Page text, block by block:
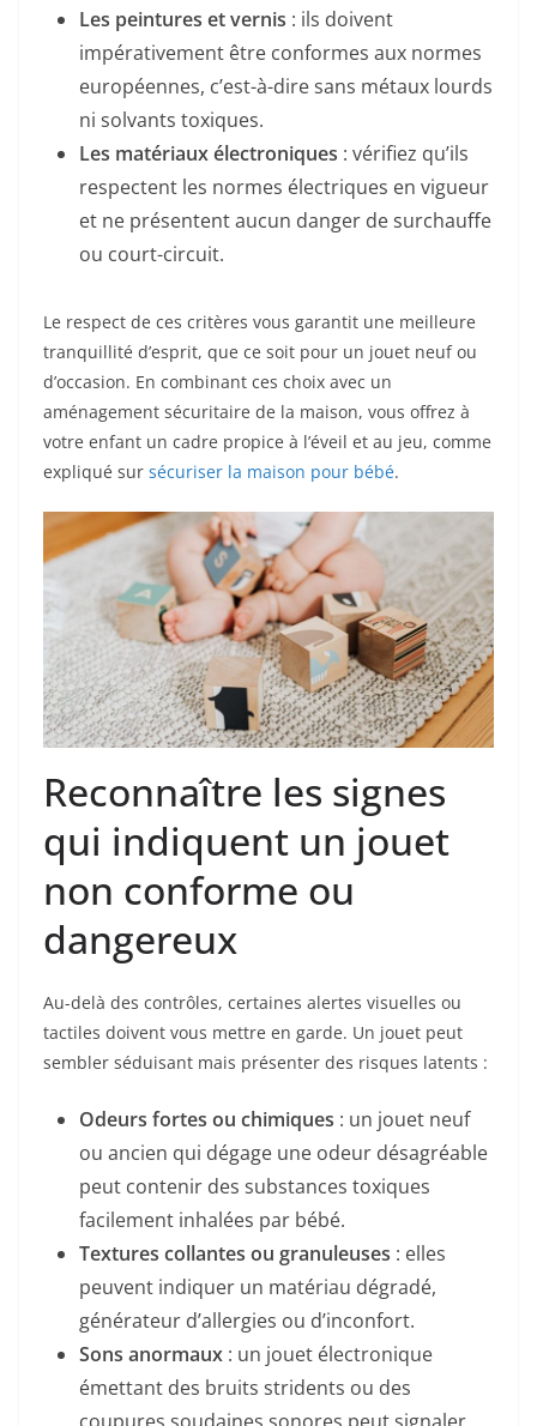
Les peintures et vernis : ils doivent
impérativement être conformes aux normes
européennes, c’est-à-dire sans métaux lourds
ni solvants toxiques.
Les matériaux électroniques : vérifiez qu’ils
respectent les normes électriques en vigueur
et ne présentent aucun danger de surchauffe
ou court-circuit.
Le respect de ces critères vous garantit une meilleure
tranquillité d’esprit, que ce soit pour un jouet neuf ou
d’occasion. En combinant ces choix avec un
aménagement sécuritaire de la maison, vous offrez à
votre enfant un cadre propice à l’éveil et au jeu, comme
expliqué sur sécuriser la maison pour bébé.
Reconnaître les signes
qui indiquent un jouet
non conforme ou
dangereux
Au-delà des contrôles, certaines alertes visuelles ou
tactiles doivent vous mettre en garde. Un jouet peut
sembler séduisant mais présenter des risques latents :
Odeurs fortes ou chimiques : un jouet neuf
ou ancien qui dégage une odeur désagréable
peut contenir des substances toxiques
facilement inhalées par bébé.
Textures collantes ou granuleuses : elles
peuvent indiquer un matériau dégradé,
générateur d’allergies ou d’inconfort.
Sons anormaux : un jouet électronique
émettant des bruits stridents ou des